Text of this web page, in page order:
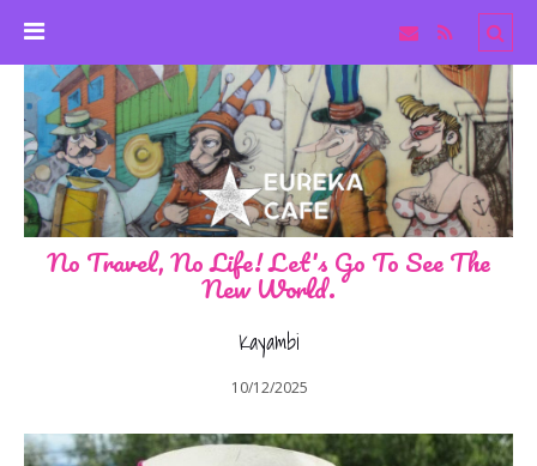
No Travel, No Life! Let's Go To See The
New World.
Kayambi
10/12/2025